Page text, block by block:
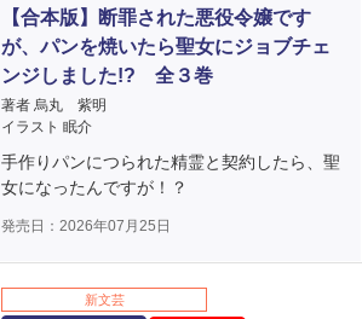
【合本版】断罪された悪役令嬢です
が、パンを焼いたら聖女にジョブチェ
ンジしました!? 全３巻
著者 烏丸 紫明
イラスト 眠介
手作りパンにつられた精霊と契約したら、聖
女になったんですが！？
発売日：2026年07月25日
新文芸